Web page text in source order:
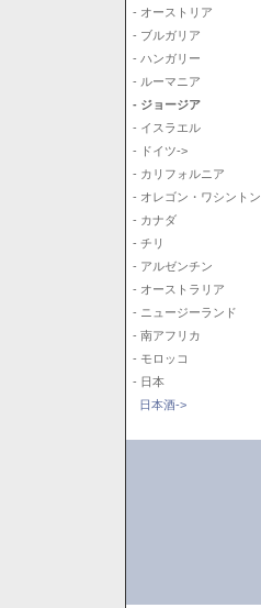
- オーストリア
- ブルガリア
- ハンガリー
- ルーマニア
- ジョージア
- イスラエル
- ドイツ->
- カリフォルニア
- オレゴン・ワシントン
- カナダ
- チリ
- アルゼンチン
- オーストラリア
- ニュージーランド
- 南アフリカ
- モロッコ
- 日本
日本酒->